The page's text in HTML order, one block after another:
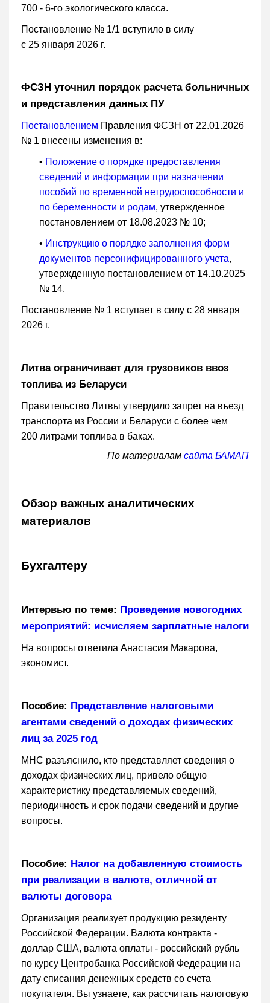
700 - 6-го экологического класса.
Постановление № 1/1 вступило в силу
с 25 января 2026 г.
ФСЗН уточнил порядок расчета больничных
и представления данных ПУ
Постановлением Правления ФСЗН от 22.01.2026
№ 1 внесены изменения в:
• Положение о порядке предоставления
сведений и информации при назначении
пособий по временной нетрудоспособности и
по беременности и родам, утвержденное
постановлением от 18.08.2023 № 10;
• Инструкцию о порядке заполнения форм
документов персонифицированного учета,
утвержденную постановлением от 14.10.2025
№ 14.
Постановление № 1 вступает в силу с 28 января
2026 г.
Литва ограничивает для грузовиков ввоз
топлива из Беларуси
Правительство Литвы утвердило запрет на въезд
транспорта из России и Беларуси с более чем
200 литрами топлива в баках.
По материалам сайта БАМАП
Обзор важных аналитических
материалов
Бухгалтеру
Интервью по теме: Проведение новогодних
мероприятий: исчисляем зарплатные налоги
На вопросы ответила Анастасия Макарова,
экономист.
Пособие: Представление налоговыми
агентами сведений о доходах физических
лиц за 2025 год
МНС разъяснило, кто представляет сведения о
доходах физических лиц, привело общую
характеристику представляемых сведений,
периодичность и срок подачи сведений и другие
вопросы.
Пособие: Налог на добавленную стоимость
при реализации в валюте, отличной от
валюты договора
Организация реализует продукцию резиденту
Российской Федерации. Валюта контракта -
доллар США, валюта оплаты - российский рубль
по курсу Центробанка Российской Федерации на
дату списания денежных средств со счета
покупателя. Вы узнаете, как рассчитать налоговую